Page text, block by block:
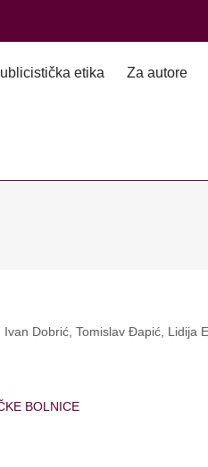
etika Za autore
Dobrić, Tomislav Đapić, Lidija
BOLNICE